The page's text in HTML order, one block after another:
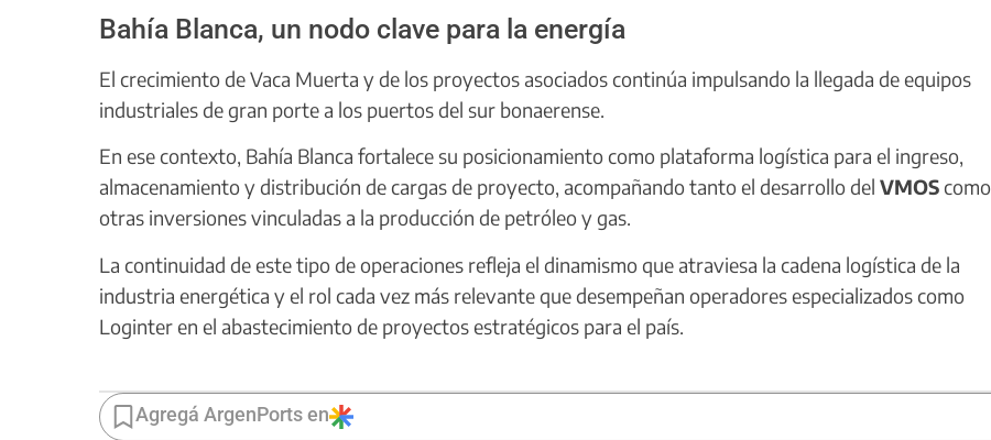
Bahía Blanca, un nodo clave para la energía
El crecimiento de Vaca Muerta y de los proyectos asociados continúa impulsando la llegada de equipos
industriales de gran porte a los puertos del sur bonaerense.
En ese contexto, Bahía Blanca fortalece su posicionamiento como plataforma logística para el ingreso,
almacenamiento y distribución de cargas de proyecto, acompañando tanto el desarrollo del VMOScomo
otras inversiones vinculadas a la producción de petróleo y gas.
La continuidad de este tipo de operaciones refleja el dinamismo que atraviesa la cadena logística de la
industria energética y el rol cada vez más relevante que desempeñan operadores especializados como
Loginter en el abastecimiento de proyectos estratégicos para el país.
Agregá ArgenPorts en